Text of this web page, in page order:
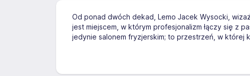
Od ponad dwóch dekad, Lemo Jacek Wysocki,
jest miejscem, w którym profesjonalizm łączy się z
jedynie salonem fryzjerskim; to przestrzeń, w